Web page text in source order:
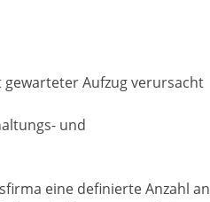
Aufzug verursacht
und
eine definierte Anzahl an